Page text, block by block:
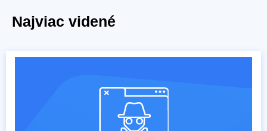
Najviac videné